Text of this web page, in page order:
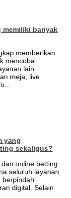
memiliki banyak
memberikan
mencoba
lain.
meja, live
yang
sekaligus?
online betting
seluruh layanan
berpindah
digital. Selain